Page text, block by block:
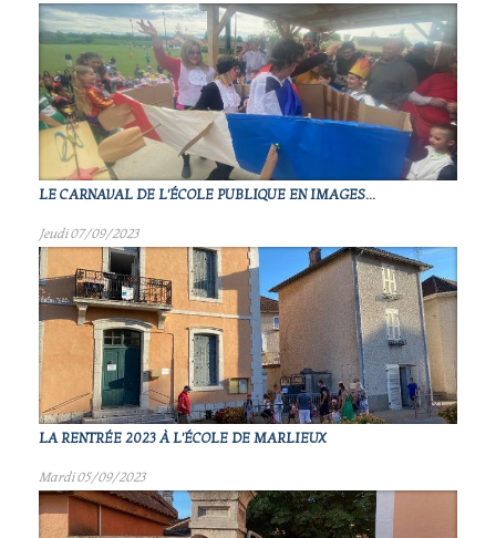
LE CARNAVAL DE L'ÉCOLE PUBLIQUE EN IMAGES...
Jeudi 07/09/2023
LA RENTRÉE 2023 À L'ÉCOLE DE MARLIEUX
Mardi 05/09/2023